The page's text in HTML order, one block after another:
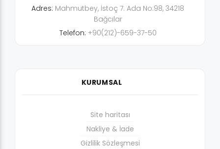
Adres: Mahmutbey, İstoç 7. Ada No:98, 34218
Bağcılar
Telefon: +90(212)-659-37-50
KURUMSAL
Site haritası
Nakliye & İade
Gizlilik Sözleşmesi